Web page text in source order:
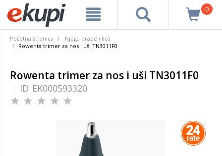
0
Početna stranica
Njega brade i lica
Rowenta trimer za nos i uši TN3011F0
Rowenta trimer za nos i uši TN3011F0
ID EK000593320